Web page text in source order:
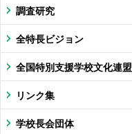
調査研究
全特長ビジョン
全国特別支援学校文化連盟
リンク集
学校長会団体